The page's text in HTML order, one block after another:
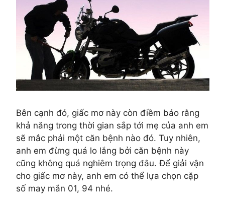
Bên cạnh đó, giấc mơ này còn điềm báo rằng
khả năng trong thời gian sắp tới mẹ của anh em
sẽ mắc phải một căn bệnh nào đó. Tuy nhiên,
anh em đừng quá lo lắng bởi căn bệnh này
cũng không quá nghiêm trọng đâu. Để giải vận
cho giấc mơ này, anh em có thể lựa chọn cặp
số may mắn 01, 94 nhé.